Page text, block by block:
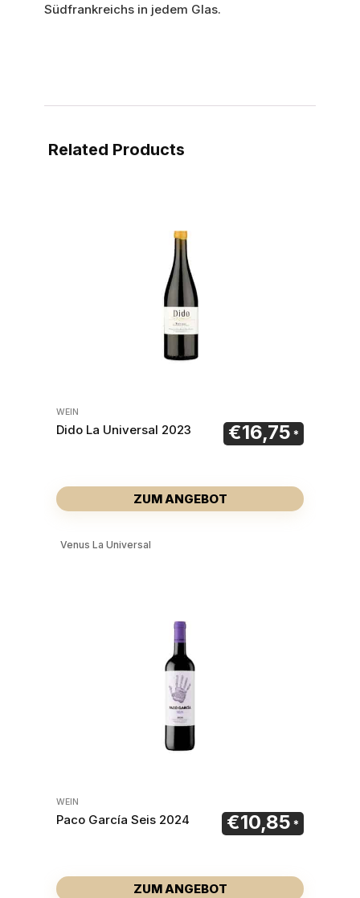
Südfrankreichs in jedem Glas.
Related Products
WEIN
Dido La Universal 2023 €16,75
ZUM ANGEBOT
Venus La Universal
WEIN
Paco García Seis 2024 €10,85
ZUM ANGEBOT